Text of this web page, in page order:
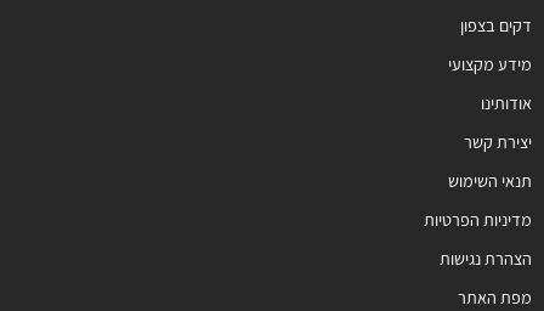
דקים בצפון
מידע מקצועי
אודותינו
יצירת קשר
תנאי השימוש
מדיניות הפרטיות
הצהרת נגישות
מפת האתר